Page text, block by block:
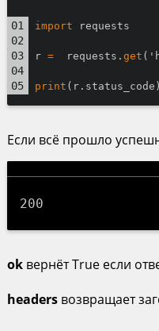
import requests
r =
  requests.
get
print (r.status_code)
Если всё прошло
200
okвернёт True если
headersвозвращает